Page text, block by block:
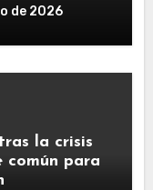
de 2026
la crisis
común para